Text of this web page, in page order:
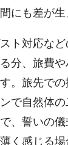
にも差が生
ト対応な
分、旅費
。旅先での
で自然体
、誓いの
く感じる場